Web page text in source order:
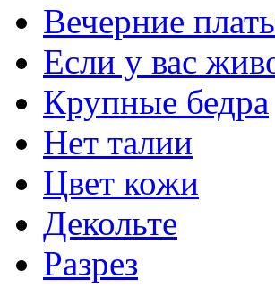
Вечерние
Если у вас
Крупные бедра
Нет талии
Цвет кожи
Декольте
Разрез